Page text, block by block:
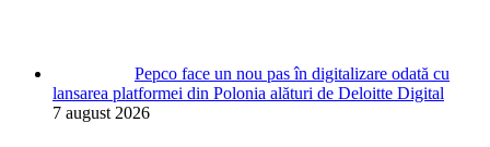
Pepco face un nou pas în digitalizare odată cu
lansarea platformei din Polonia alături de Deloitte Digital
7 august 2026